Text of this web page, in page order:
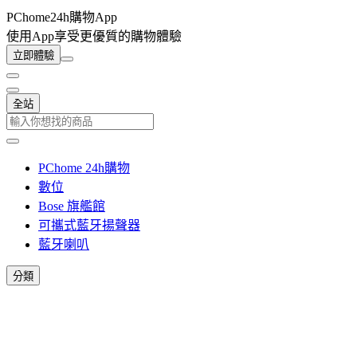
PChome24h購物App
使用App享受更優質的購物體驗
立即體驗
全站
PChome 24h購物
數位
Bose 旗艦館
可攜式藍牙揚聲器
藍牙喇叭
分類